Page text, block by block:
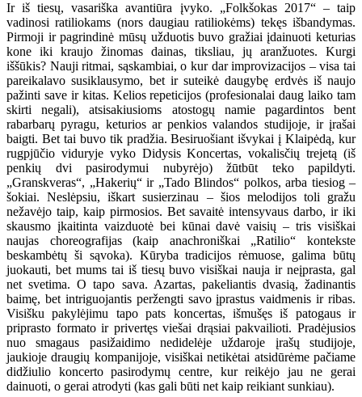
Ir iš tiesų, vasariška avantiūra įvyko. „Folkšokas 2017“ – taip
vadinosi ratiliokams (nors daugiau ratiliokėms) tekęs išbandymas.
Pirmoji ir pagrindinė mūsų užduotis buvo gražiai įdainuoti keturias
kone iki kraujo žinomas dainas, tiksliau, jų aranžuotes. Kurgi
iššūkis? Nauji ritmai, sąskambiai, o kur dar improvizacijos – visa tai
pareikalavo susiklausymo, bet ir suteikė daugybę erdvės iš naujo
pažinti save ir kitas. Kelios repeticijos (profesionalai daug laiko tam
skirti negali), atsisakiusioms atostogų namie pagardintos bent
rabarbarų pyragu, keturios ar penkios valandos studijoje, ir įrašai
baigti. Bet tai buvo tik pradžia. Besiruošiant išvykai į Klaipėdą, kur
rugpjūčio viduryje vyko Didysis Koncertas, vokalisčių trejetą (iš
penkių dvi pasirodymui nubyrėjo) žūtbūt teko papildyti.
„Granskveras“, „Hakerių“ ir „Tado Blindos“ polkos, arba tiesiog –
šokiai. Neslėpsiu, iškart susierzinau – šios melodijos toli gražu
nežavėjo taip, kaip pirmosios. Bet savaitė intensyvaus darbo, ir iki
skausmo įkaitinta vaizduotė bei kūnai davė vaisių – tris visiškai
naujas choreografijas (kaip anachroniškai „Ratilio“ kontekste
beskambėtų ši sąvoka). Kūryba tradicijos rėmuose, galima būtų
juokauti, bet mums tai iš tiesų buvo visiškai nauja ir neįprasta, gal
net svetima. O tapo sava. Azartas, pakeliantis dvasią, žadinantis
baimę, bet intriguojantis peržengti savo įprastus vaidmenis ir ribas.
Visišku pakylėjimu tapo pats koncertas, išmušęs iš patogaus ir
priprasto formato ir privertęs viešai drąsiai pakvailioti. Pradėjusios
nuo smagaus pasižaidimo nedidelėje uždaroje įrašų studijoje,
jaukioje draugių kompanijoje, visiškai netikėtai atsidūrėme pačiame
didžiulio koncerto pasirodymų centre, kur reikėjo jau ne gerai
dainuoti, o gerai atrodyti (kas gali būti net kaip reikiant sunkiau).